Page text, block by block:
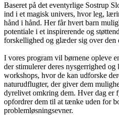
Baseret på det eventyrlige Sostrup
ind i et magisk univers, hvor leg,
hånd i hånd. Her får hvert barn
potentiale i et inspirerende og
forskellighed og glæder sig over den
I vores program vil børnene opleve
der stimulerer deres nysgerrighed
workshops, hvor de kan udforske
naturudflugter, der giver dem
dyrelivet omkring dem. Hver dag er
opfordrer dem til at tænke uden for
problemløsningsevner.